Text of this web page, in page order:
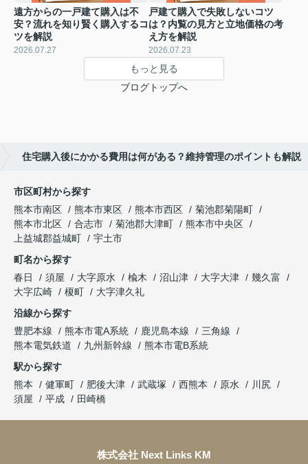
遠方からの一戸建て購入は不
安？流れを知り賢く購入するコ
ツを解説
2026.07.27
戸建て購入で失敗しないコツ
は？内覧の見方と立地価格の考
え方を解説
2026.07.23
もっと見る
ブログトップへ
住宅購入後にかかる費用は何がある？維持管理のポイントも解説
市区町村から探す
熊本市南区
熊本市東区 熊本市西区
菊池郡菊陽町
熊本市北区
合志市 菊池郡大津町
熊本市中央区
上益城郡益城町
宇土市
町名から探す
春日
須屋 大字原水 楡木 沼山津 大字大津
幾久富
大字広崎
榎町
大字津久礼
沿線から探す
豊肥本線
熊本市電A系統 鹿児島本線
三角線
熊本電気鉄道
九州新幹線
熊本市電B系統
駅から探す
熊本
健軍町 肥後大津 武蔵塚 西熊本 原水
川尻
須屋
平成 田崎橋
株式会社 Next Links KM